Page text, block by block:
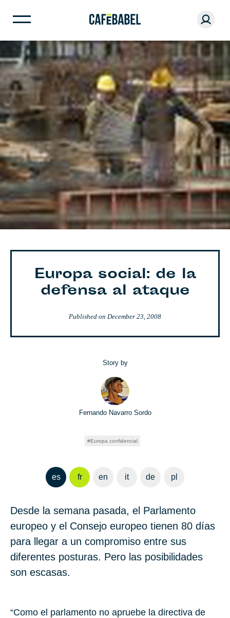
Europa social: de la
defensa al ataque
Published on December 23, 2008
Story by
Fernando Navarro Sordo
Europa confidencial
es fr en it de pl
Desde la semana pasada, el Parlamento
europeo y el Consejo europeo tienen 80 días
para llegar a un compromiso entre sus
diferentes posturas. Pero las posibilidades
son escasas.
“Como el parlamento no apruebe la directiva de